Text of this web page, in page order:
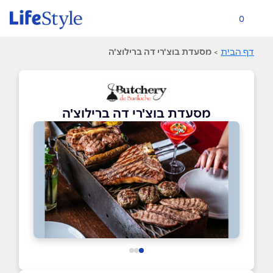
0
דף הבית > מסעדת בוצ'רי דה ברילוצ'ה
מסעדת בוצ'רי דה ברילוצ'ה